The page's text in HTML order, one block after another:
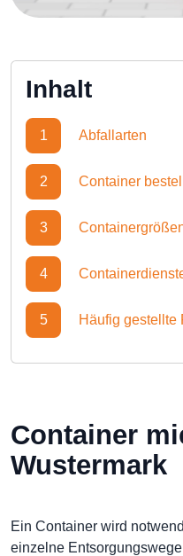
Inhalt
1 Abfallarten
2 Container
3
4
5 Häufig gestellte
Container
Wustermark
Ein Container wird
einzelne